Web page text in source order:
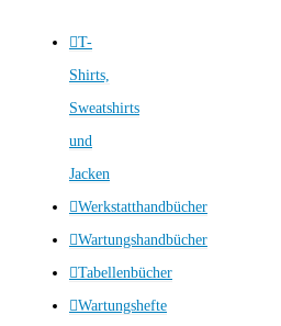
T-
Shirts,
Sweatshirts
und
Jacken
Werkstatthandbücher
Wartungshandbücher
Tabellenbücher
Wartungshefte